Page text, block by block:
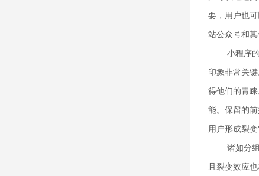
要，用户也
站公众号和
小程序
印象非常关
得他们的青
能。保留的
用户形成裂
诸如分
且裂变效应